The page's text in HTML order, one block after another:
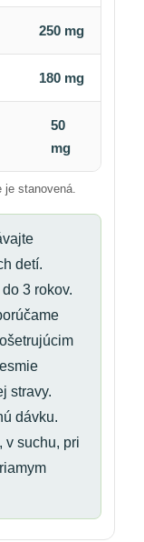
250 mg
180 mg
50
mg
je stanovená.
detí.
3 rokov.
stravy.
dávku.
v suchu, pri